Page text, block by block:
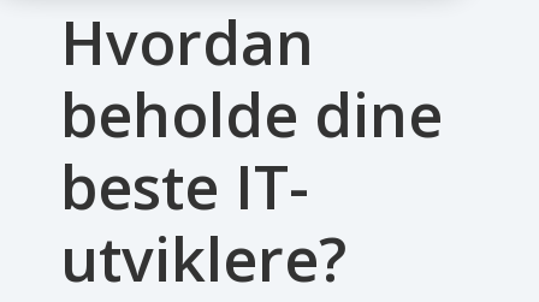
Hvordan
beholde dine
beste IT-
utviklere?